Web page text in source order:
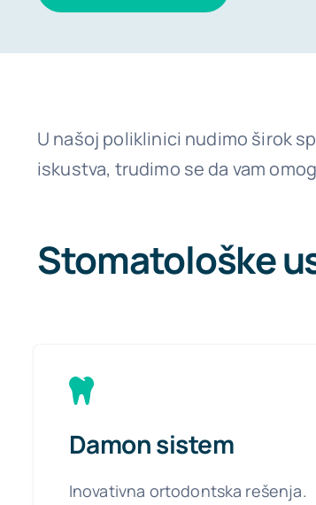
U našoj poliklinici nudimo širok
iskustva, trudimo se da vam
Stomatološke
Damon sistem
Inovativna ortodontska rešenja.